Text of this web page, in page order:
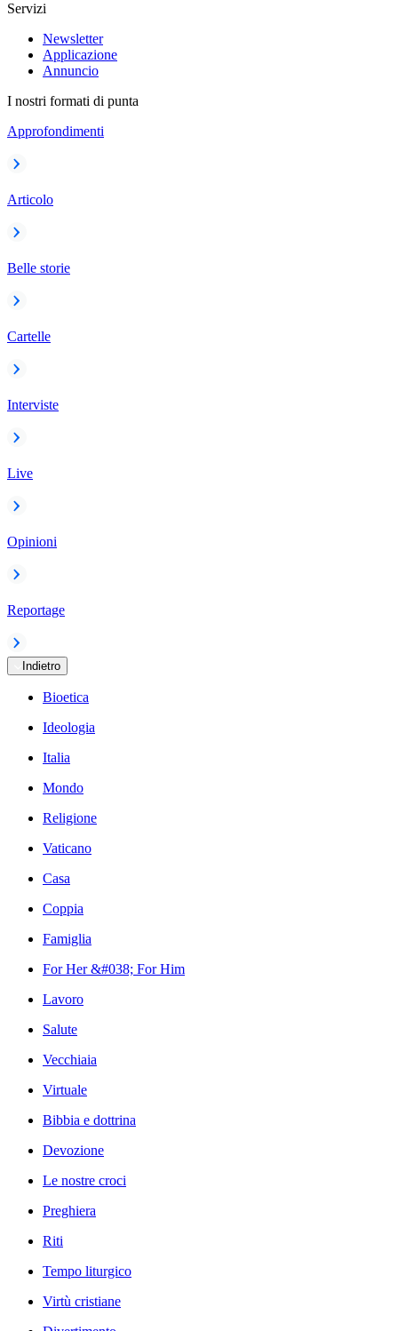
Servizi
Newsletter
Applicazione
Annuncio
I nostri formati di punta
Approfondimenti
Articolo
Belle storie
Cartelle
Interviste
Live
Opinioni
Reportage
Indietro
Bioetica
Ideologia
Italia
Mondo
Religione
Vaticano
Casa
Coppia
Famiglia
For Her &#038; For Him
Lavoro
Salute
Vecchiaia
Virtuale
Bibbia e dottrina
Devozione
Le nostre croci
Preghiera
Riti
Tempo liturgico
Virtù cristiane